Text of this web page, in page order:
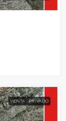
VENTA PRIVADO